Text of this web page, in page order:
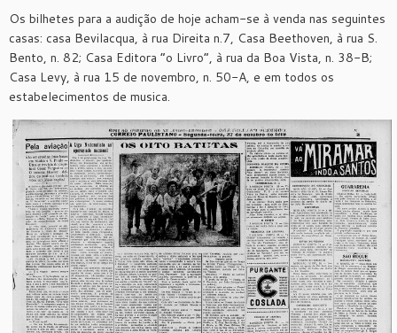
Os bilhetes para a audição de hoje acham-se à venda nas seguintes
casas: casa Bevilacqua, à rua Direita n.7, Casa Beethoven, à rua S.
Bento, n. 82; Casa Editora “o Livro”, à rua da Boa Vista, n. 38-B;
Casa Levy, à rua 15 de novembro, n. 50-A, e em todos os
estabelecimentos de musica.